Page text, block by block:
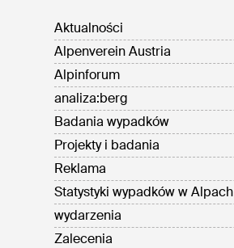
Aktualności
Alpenverein Austria
Alpinforum
analiza:berg
Badania wypadków
Projekty i badania
Reklama
Statystyki wypadków w Alpach
wydarzenia
Zalecenia